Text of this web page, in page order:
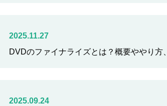
2025.11.27
DVDのファイナライズとは？概要ややり方
2025.09.24